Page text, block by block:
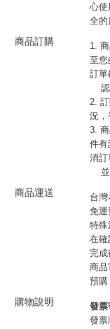
心使
全的
商品訂購
1.
至您
訂單
認
2.
況，
3.
件有
消訂
並
商品運送
台
免運
特殊
在確
完成
商品
預購
購物說明
發票
發票